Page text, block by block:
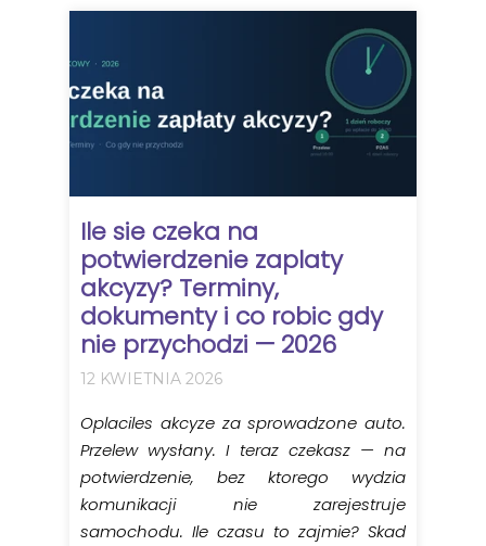
Ile sie czeka na
potwierdzenie zaplaty
akcyzy? Terminy,
dokumenty i co robic gdy
nie przychodzi — 2026
12 KWIETNIA 2026
Oplaciles akcyze za sprowadzone auto.
Przelew wysłany. I teraz czekasz — na
potwierdzenie, bez ktorego wydzia
komunikacji nie zarejestruje
samochodu. Ile czasu to zajmie? Skad